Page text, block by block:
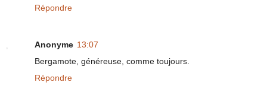
Répondre
Anonyme 13:07
Bergamote, généreuse, comme toujours.
Répondre